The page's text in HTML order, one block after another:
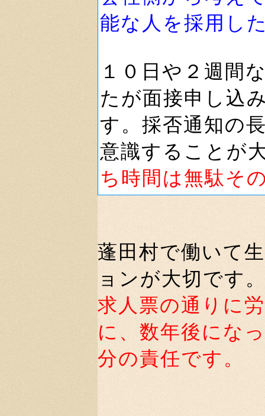
能な人を採用し
１０日や２週間
たが面接申し込
す。採否通知の
意識することが
ち時間は無駄そ
蓬田村で働いて
ョンが大切です
求人票の通りに
に、数年後にな
分の責任です。